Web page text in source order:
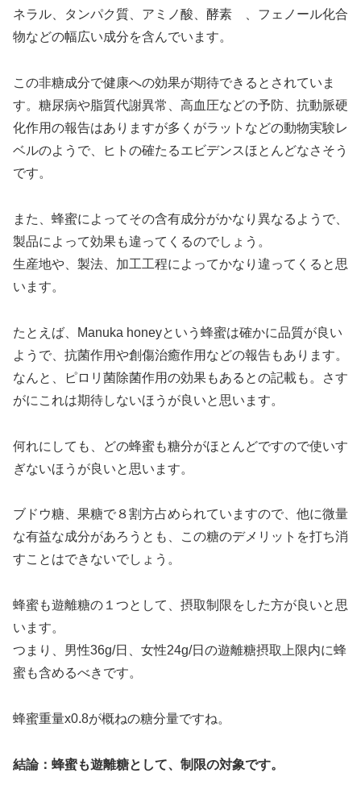
ネラル、タンパク質、アミノ酸、酵素 、フェノール化合
物などの幅広い成分を含んでいます。
この非糖成分で健康への効果が期待できるとされていま
す。糖尿病や脂質代謝異常、高血圧などの予防、抗動脈硬
化作用の報告はありますが多くがラットなどの動物実験レ
ベルのようで、ヒトの確たるエビデンスほとんどなさそう
です。
また、蜂蜜によってその含有成分がかなり異なるようで、
製品によって効果も違ってくるのでしょう。
生産地や、製法、加工工程によってかなり違ってくると思
います。
たとえば、Manuka honeyという蜂蜜は確かに品質が良い
ようで、抗菌作用や創傷治癒作用などの報告もあります。
なんと、ピロリ菌除菌作用の効果もあるとの記載も。さす
がにこれは期待しないほうが良いと思います。
何れにしても、どの蜂蜜も糖分がほとんどですので使いす
ぎないほうが良いと思います。
ブドウ糖、果糖で８割方占められていますので、他に微量
な有益な成分があろうとも、この糖のデメリットを打ち消
すことはできないでしょう。
蜂蜜も遊離糖の１つとして、摂取制限をした方が良いと思
います。
つまり、男性36g/日、女性24g/日の遊離糖摂取上限内に蜂
蜜も含めるべきです。
蜂蜜重量x0.8が概ねの糖分量ですね。
結論：蜂蜜も遊離糖として、制限の対象です。